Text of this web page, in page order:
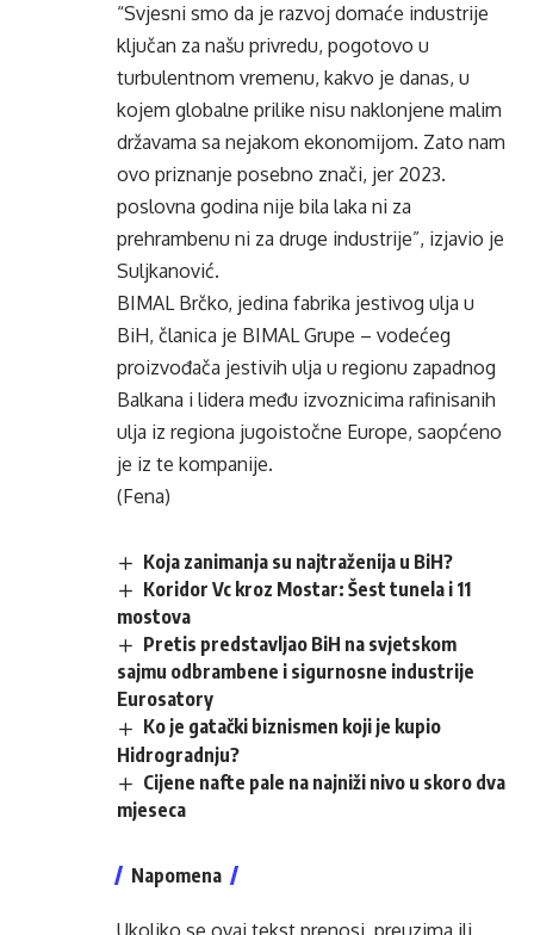
“Svjesni smo da je razvoj domaće industrije
ključan za našu privredu, pogotovo u
turbulentnom vremenu, kakvo je danas, u
kojem globalne prilike nisu naklonjene malim
državama sa nejakom ekonomijom. Zato nam
ovo priznanje posebno znači, jer 2023.
poslovna godina nije bila laka ni za
prehrambenu ni za druge industrije”, izjavio je
Suljkanović.
BIMAL Brčko, jedina fabrika jestivog ulja u
BiH, članica je BIMAL Grupe – vodećeg
proizvođača jestivih ulja u regionu zapadnog
Balkana i lidera među izvoznicima rafinisanih
ulja iz regiona jugoistočne Europe, saopćeno
je iz te kompanije.
(Fena)
Koja zanimanja su najtraženija u BiH?
Koridor Vc kroz Mostar: Šest tunela i 11
mostova
Pretis predstavljao BiH na svjetskom
sajmu odbrambene i sigurnosne industrije
Eurosatory
Ko je gatački biznismen koji je kupio
Hidrogradnju?
Cijene nafte pale na najniži nivo u skoro dva
mjeseca
Napomena
Ukoliko se ovaj tekst prenosi, preuzima ili